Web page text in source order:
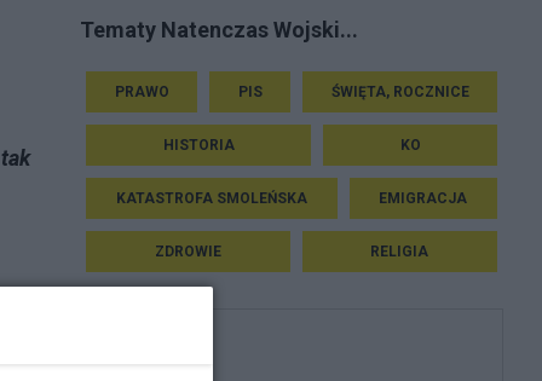
Tematy Natenczas Wojski...
PRAWO PIS ŚWIĘTA, ROCZNICE
HISTORIA KO
KATASTROFA SMOLEŃSKA EMIGRACJA
ZDROWIE RELIGIA